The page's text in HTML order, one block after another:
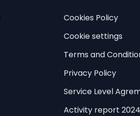
Cookies Policy
Cookie settings
Terms and
Privacy Policy
Service Level
Activity report 2024